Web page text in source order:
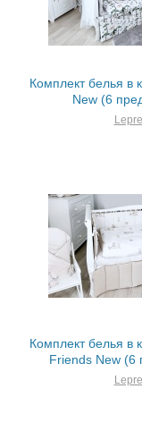
Комплект белья в
New (6
Lepre
Комплект белья в
Friends New (6
Lepre